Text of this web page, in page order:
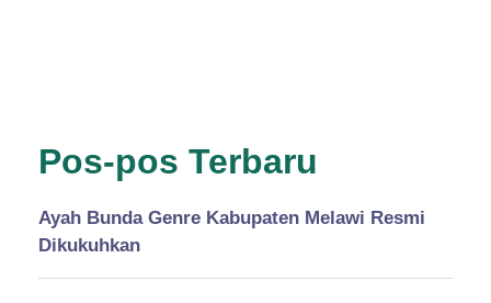
Pos-pos Terbaru
Ayah Bunda Genre Kabupaten Melawi Resmi
Dikukuhkan